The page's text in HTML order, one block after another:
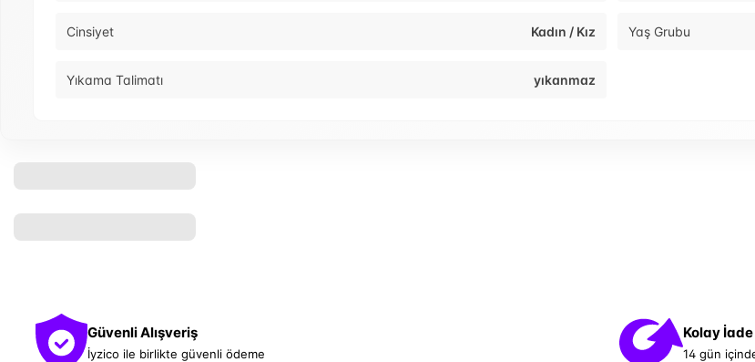
Cinsiyet Kadın / Kız Yaş Grubu
Yıkama Talimatı yıkanmaz
Güvenli Alışveriş
İyzico ile birlikte güvenli ödeme
Kolay İade
14 gün